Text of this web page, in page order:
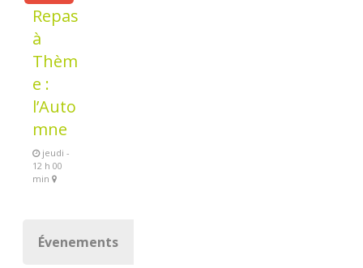
Repas
à
Thèm
e :
l’Auto
mne
jeudi -
12 h 00
min
Évenements